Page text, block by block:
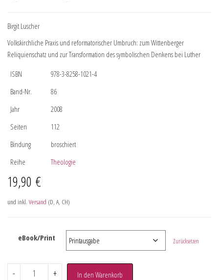
Birgit Luscher
Volkskirchliche Praxis und reformatorischer Umbruch: zum Wittenberger
Reliquienschatz und zur Transformation des symbolischen Denkens bei Luther
ISBN
978-3-8258-1021-4
Band-Nr.
86
Jahr
2008
Seiten
112
Bindung
broschiert
Reihe
Theologie
19,90 €
und inkl. Versand (D, A, CH)
eBook/Print Zurücksetzen
- + In den Warenkorb